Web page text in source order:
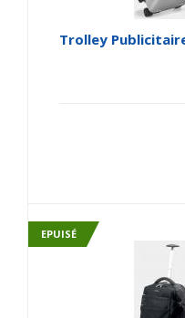
Trolley
EPUISÉ